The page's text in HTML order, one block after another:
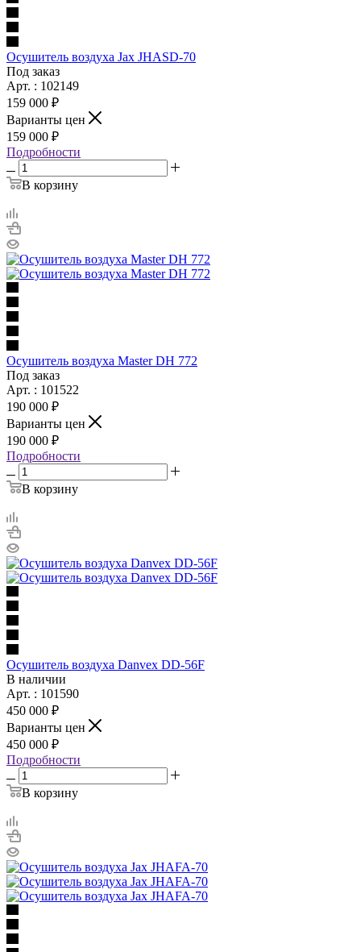
Осушитель воздуха Jax JHASD-70
Под заказ
Арт. : 102149
159 000 ₽
Варианты цен
159 000 ₽
Подробности
В корзину
Осушитель воздуха Master DH 772
Под заказ
Арт. : 101522
190 000 ₽
Варианты цен
190 000 ₽
Подробности
В корзину
Осушитель воздуха Danvex DD-56F
В наличии
Арт. : 101590
450 000 ₽
Варианты цен
450 000 ₽
Подробности
В корзину